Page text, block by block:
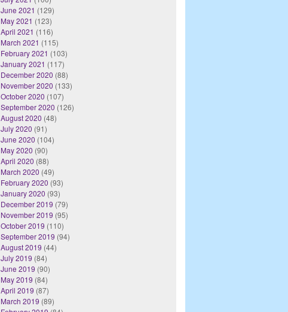
June 2021 (129)
May 2021 (123)
April 2021 (116)
March 2021 (115)
February 2021 (103)
January 2021 (117)
December 2020 (88)
November 2020 (133)
October 2020 (107)
September 2020 (126)
August 2020 (48)
July 2020 (91)
June 2020 (104)
May 2020 (90)
April 2020 (88)
March 2020 (49)
February 2020 (93)
January 2020 (93)
December 2019 (79)
November 2019 (95)
October 2019 (110)
September 2019 (94)
August 2019 (44)
July 2019 (84)
June 2019 (90)
May 2019 (84)
April 2019 (87)
March 2019 (89)